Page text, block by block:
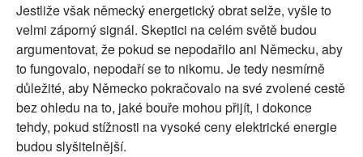
Jestliže však německý energetický obrat selže, vyšle to
velmi záporný signál. Skeptici na celém světě budou
argumentovat, že pokud se nepodařilo ani Německu, aby
to fungovalo, nepodaří se to nikomu. Je tedy nesmírně
důležité, aby Německo pokračovalo na své zvolené cestě
bez ohledu na to, jaké bouře mohou přijít, i dokonce
tehdy, pokud stížnosti na vysoké ceny elektrické energie
budou slyšitelnější.